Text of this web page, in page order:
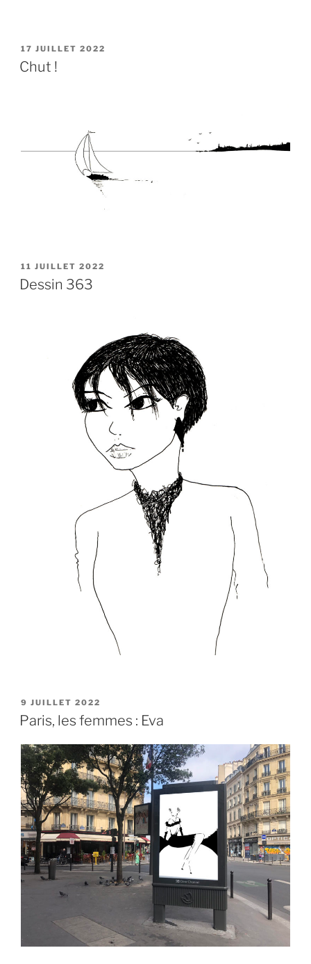
PUBLIÉ
LE
17 JUILLET 2022
Chut !
PUBLIÉ
LE
11 JUILLET 2022
Dessin 363
PUBLIÉ
LE
9 JUILLET 2022
Paris, les femmes : Eva